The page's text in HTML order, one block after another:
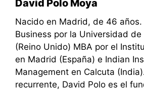
David Polo Moya
Nacido en Madrid, de 46
Business por la Universidad
(Reino Unido) MBA por el
en Madrid (España) e Indian
Management en Calcuta
recurrente, David Polo es el